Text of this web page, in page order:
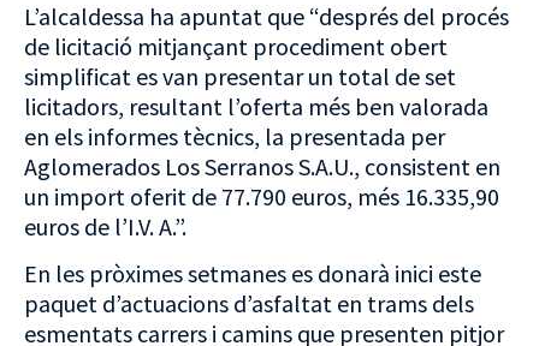
L’alcaldessa ha apuntat que “després del procés
de licitació mitjançant procediment obert
simplificat es van presentar un total de set
licitadors, resultant l’oferta més ben valorada
en els informes tècnics, la presentada per
Aglomerados Los Serranos S.A.U., consistent en
un import oferit de 77.790 euros, més 16.335,90
euros de l’I.V. A.”.
En les pròximes setmanes es donarà inici este
paquet d’actuacions d’asfaltat en trams dels
esmentats carrers i camins que presenten pitjor